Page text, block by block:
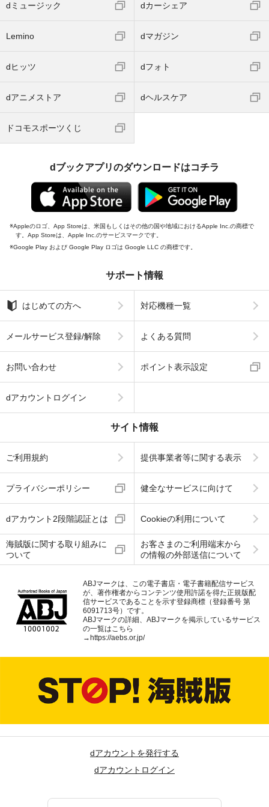
dミュージック dカーシェア
Lemino dマガジン
dヒッツ dフォト
dアニメストア dヘルスケア
ドコモスポーツくじ
dブックアプリのダウンロードはコチラ
Appleのロゴ、App Storeは、米国もしくはその他の国や地域におけるApple Inc.の商標で
す。App Storeは、Apple Inc.のサービスマークです。
Google Play および Google Play ロゴは Google LLC の商標です。
サポート情報
はじめての方へ 対応機種一覧
メールサービス登録/解除 よくある質問
お問い合わせ ポイント表示設定
dアカウントログイン
サイト情報
ご利用規約 提供事業者等に関する表示
プライバシーポリシー 健全なサービスに向けて
dアカウント2段階認証とは Cookieの利用について
海賊版に関する取り組みに
ついて
お客さまのご利用端末から
の情報の外部送信について
ABJマークは、この電子書店・電子書籍配信サービス
が、著作権者からコンテンツ使用許諾を得た正規版配
信サービスであることを示す登録商標（登録番号 第
6091713号）です。
ABJマークの詳細、ABJマークを掲示しているサービス
の一覧はこちら
→https://aebs.or.jp/
dアカウントを発行する
dアカウントログイン